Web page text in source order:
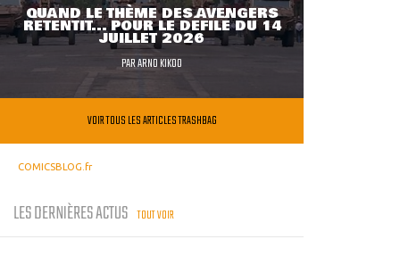
QUAND LE THÈME DES AVENGERS
RETENTIT... POUR LE DÉFILÉ DU 14
JUILLET 2026
PARARNO KIKOO
VOIR TOUS LES ARTICLES TRASHBAG
COMICSBLOG.fr
LES DERNIÈRES ACTUS TOUT VOIR